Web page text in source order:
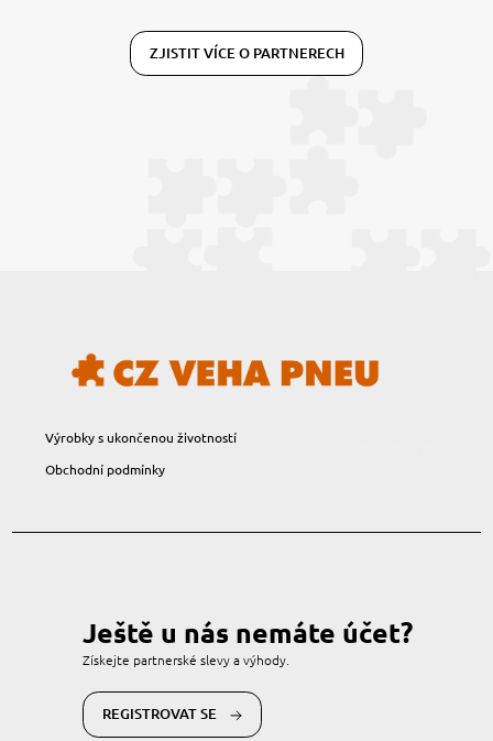
ZJISTIT VÍCE O PARTNERECH
Výrobky s ukončenou životností
Obchodní podmínky
Ještě u nás nemáte účet?
Získejte partnerské slevy a výhody.
REGISTROVAT SE